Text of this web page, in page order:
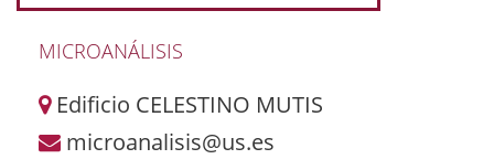
MICROANÁLISIS
Edificio CELESTINO MUTIS
microanalisis@us.es